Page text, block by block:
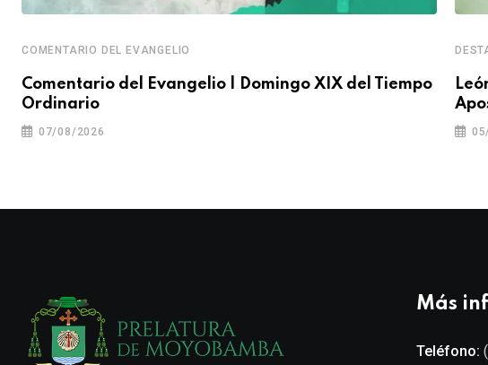
COMENTARIO DEL EVANGELIO
Comentario del Evangelio | Domingo XIX del Tiempo
Ordinario
07/08/2026
Más
Teléfono: